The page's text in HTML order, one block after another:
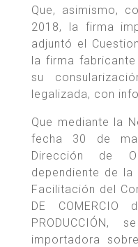
Que, asimismo,
2018, la firma
adjuntó el
la firma fabricante
su
legalizada, con
Que mediante la
fecha 30 de
Dirección de
dependiente de
Facilitación del
DE COMERCIO
importadora